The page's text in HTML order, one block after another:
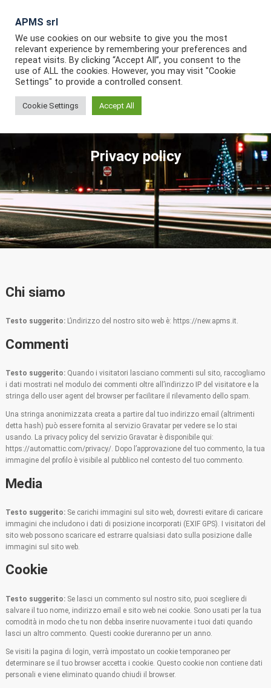
content
APMS
Automation&Navigation Equipments
Privacy policy
Chi siamo
Testo suggerito: L’indirizzo del nostro sito web è: https://new.apms.it.
Commenti
Testo suggerito: Quando i visitatori lasciano commenti sul sito, raccogliamo
i dati mostrati nel modulo dei commenti oltre all’indirizzo IP del visitatore e la
stringa dello user agent del browser per facilitare il rilevamento dello spam.
Una stringa anonimizzata creata a partire dal tuo indirizzo email (altrimenti
detta hash) può essere fornita al servizio Gravatar per vedere se lo stai
usando. La privacy policy del servizio Gravatar è disponibile qui:
https://automattic.com/privacy/. Dopo l’approvazione del tuo commento, la tua
immagine del profilo è visibile al pubblico nel contesto del tuo commento.
Media
Testo suggerito: Se carichi immagini sul sito web, dovresti evitare di caricare
immagini che includono i dati di posizione incorporati (EXIF GPS). I visitatori del
sito web possono scaricare ed estrarre qualsiasi dato sulla posizione dalle
immagini sul sito web.
Cookie
Testo suggerito: Se lasci un commento sul nostro sito, puoi scegliere di
salvare il tuo nome, indirizzo email e sito web nei cookie. Sono usati per la tua
comodità in modo che tu non debba inserire nuovamente i tuoi dati quando
lasci un altro commento. Questi cookie dureranno per un anno.
Se visiti la pagina di login, verrà impostato un cookie temporaneo per
determinare se il tuo browser accetta i cookie. Questo cookie non contiene dati
personali e viene eliminato quando chiudi il browser.
APMS srl
We use cookies on our website to give you the most
relevant experience by remembering your preferences and
repeat visits. By clicking “Accept All”, you consent to the
use of ALL the cookies. However, you may visit "Cookie
Settings" to provide a controlled consent.
Cookie Settings Accept All